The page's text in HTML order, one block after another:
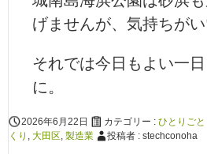
げませんが、気持ちがい
それでは今日もよい一
に。
2026年6月22日 カテゴリー : ひとりごと
くり , 大田区, 製造業 投稿者 : stechconoha